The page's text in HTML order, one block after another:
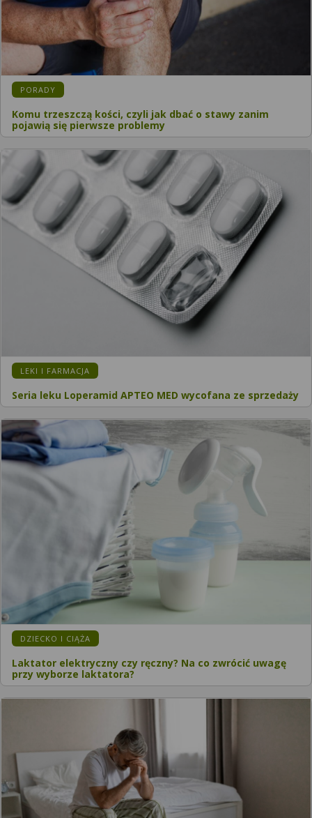
PORADY
Komu trzeszczą kości, czyli jak dbać o stawy zanim
pojawią się pierwsze problemy
LEKI I FARMACJA
Seria leku Loperamid APTEO MED wycofana ze sprzedaży
DZIECKO I CIĄŻA
Laktator elektryczny czy ręczny? Na co zwrócić uwagę
przy wyborze laktatora?